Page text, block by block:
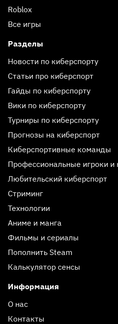
Roblox
Все игры
Разделы
Новости по киберспорту
Статьи про киберспорт
Гайды по киберспорту
Вики по киберспорту
Турниры по киберспорту
Прогнозы на киберспорт
Киберспортивные команды
Профессиональные игроки и
Любительский киберспорт
Стриминг
Технологии
Аниме и манга
Фильмы и сериалы
Пополнить Steam
Калькулятор сенсы
Информация
О нас
Контакты